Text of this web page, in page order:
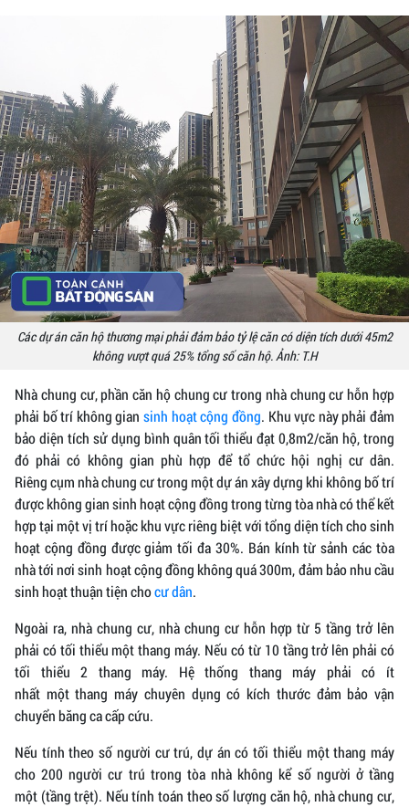
Các dự án căn hộ thương mại phải đảm bảo tỷ lệ căn có diện tích dưới 45m2
không vượt quá 25% tổng số căn hộ. Ảnh: T.H
Nhà chung cư, phần căn hộ chung cư trong nhà chung cư hỗn hợp
phải bố trí không giansinh hoạt cộng đồng. Khu vực này phải đảm
bảo diện tích sử dụng bình quân tối thiểu đạt 0,8m2/căn hộ, trong
đó phải có không gian phù hợp để tổ chức hội nghị cư dân.
Riêng cụm nhà chung cư trong một dự án xây dựng khi không bố trí
được không gian sinh hoạt cộng đồng trong từng tòa nhà có thể kết
hợp tại một vị trí hoặc khu vực riêng biệt với tổng diện tích cho sinh
hoạt cộng đồng được giảm tối đa 30%. Bán kính từ sảnh các tòa
nhà tới nơi sinh hoạt cộng đồng không quá 300m, đảm bảo nhu cầu
sinh hoạt thuận tiện chocư dân.
Ngoài ra, nhà chung cư, nhà chung cư hỗn hợp từ 5 tầng trở lên
phải có tối thiểu một thang máy. Nếu có từ 10 tầng trở lên phải có
tối thiểu 2 thang máy. Hệ thống thang máy phải có ít
nhất một thang máy chuyên dụng có kích thước đảm bảo vận
chuyển băng ca cấp cứu.
Nếu tính theo số người cư trú, dự án có tối thiểu một thang máy
cho 200 người cư trú trong tòa nhà không kể số người ở tầng
một (tầng trệt). Nếu tính toán theo số lượng căn hộ, nhà chung cư,